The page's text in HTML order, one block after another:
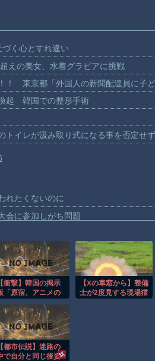
く心とすれ違い
えの美女、水着グラビアに挑戦
東京都「外国人の新聞配達員に子
起 韓国での整形手術
トイレが汲み取り式になる事を否定せ
れたくないのに
会に参加しがち問題
ニストップでトラックと衝突したドラ
総合病院の手術室の様子が(((ﾟДﾟ)))
んにドローンを特攻させるおそロシア
」がAmazonでなんと全巻100円ｗ
見るべきか。今はもう合葬墓ばかり
限界突破ｗｗｗｗｗｗ
【衝撃】韓国の掲示
「原宿、アニメの
【Xの車窓から】整備
士が2度見する現場猫
【都市伝説】迷路の
で自分と同じ後姿